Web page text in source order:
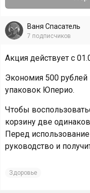
Ваня Спасатель
7 подписчиков
Акция действует с
Экономия 500
упаковок Юперио.
Чтобы
корзину две
Перед
руководство и
Здоровье